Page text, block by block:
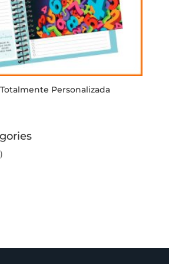
Personalizada